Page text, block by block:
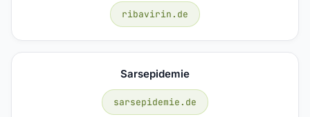
ribavirin.de
Sarsepidemie
sarsepidemie.de